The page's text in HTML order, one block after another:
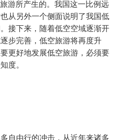
游所产生的。我国这一比例远
从另外一个侧面说明了我国低
接下来，随着低空空域逐渐开
步完善，低空旅游将再度升
更好地发展低空旅游，必须要
度。
自由行的冲击，从近年来诸多